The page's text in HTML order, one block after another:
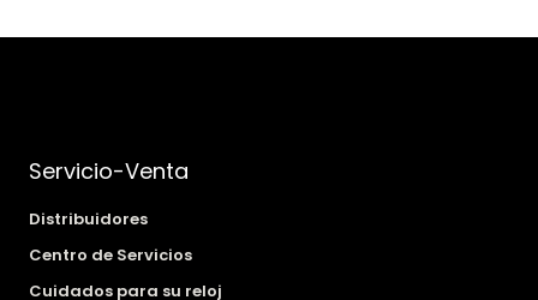
Servicio-Venta
Distribuidores
Centro de Servicios
Cuidados para su reloj